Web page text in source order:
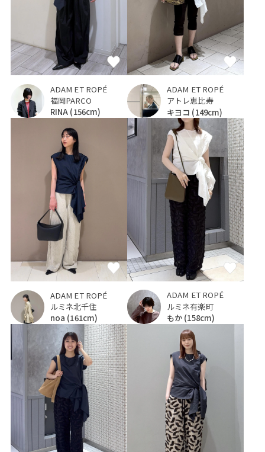
ADAM ET ROPÉ
福岡PARCO
RINA (156cm)
ADAM ET ROPÉ
アトレ恵比寿
キヨコ (149cm)
ADAM ET ROPÉ
ルミネ北千住
noa (161cm)
ADAM ET ROPÉ
ルミネ有楽町
もか (158cm)